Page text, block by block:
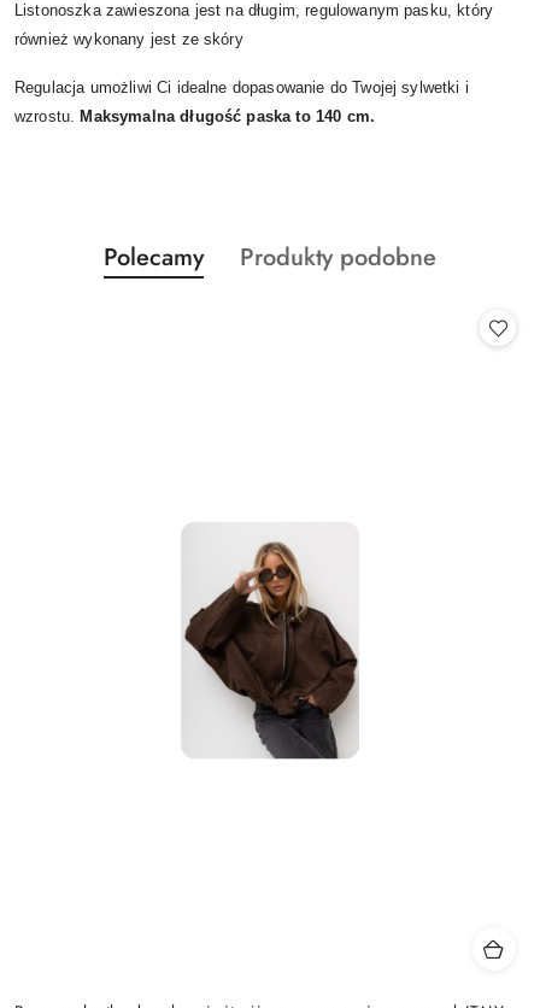
Listonoszka zawieszona jest na długim, regulowanym pasku, który
również wykonany jest ze skóry
Regulacja umożliwi Ci idealne dopasowanie do Twojej sylwetki i
wzrostu. Maksymalna długość paska to 140 cm.
Pomiń karuzelę produktów
Produkty
o
Polecamy
Produkty
Produkty podobne